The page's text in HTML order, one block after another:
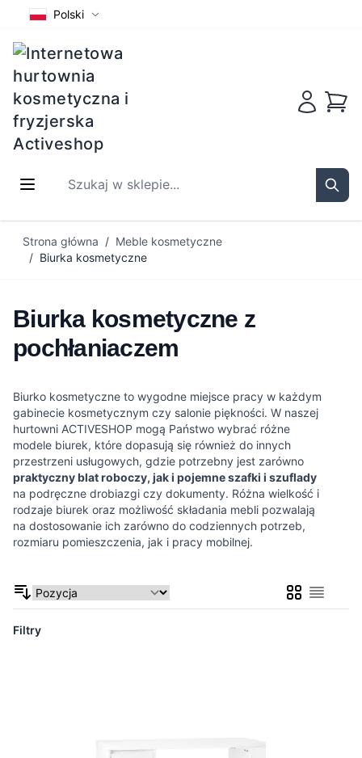
Polski
Szukaj w sklepie...
Strona główna / Meble kosmetyczne
/ Biurka kosmetyczne
Biurka kosmetyczne z
pochłaniaczem
Biurko kosmetyczne to wygodne miejsce pracy w każdym
gabinecie kosmetycznym czy salonie piękności. W naszej
hurtowni ACTIVESHOP mogą Państwo wybrać różne
modele biurek, które dopasują się również do innych
przestrzeni usługowych, gdzie potrzebny jest zarówno
praktyczny blat roboczy, jak i pojemne szafki i szuflady
na podręczne drobiazgi czy dokumenty. Różna wielkość i
rodzaje biurek oraz możliwość składania mebli pozwalają
na dostosowanie ich zarówno do codziennych potrzeb,
rozmiaru pomieszczenia, jak i pracy mobilnej.
SiatkaLista
Filtry